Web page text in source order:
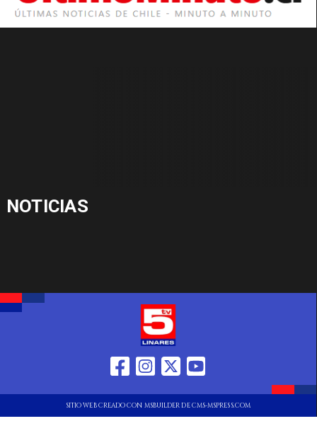
NOTICIAS
SITIO WEB CREADO CON MSBUILDER DE CMS-MSPRESS.COM